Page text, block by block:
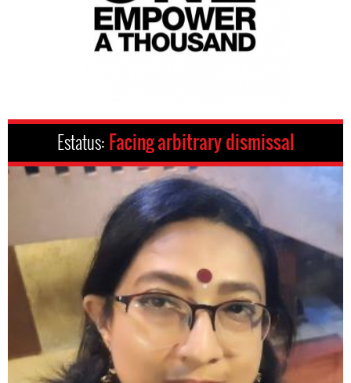
Estatus: Facing arbitrary dismissal